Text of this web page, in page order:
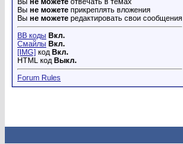
Вы не можете прикреплять вложения
Вы не можете редактировать свои сообщения
BB коды Вкл.
Смайлы Вкл.
[IMG] код Вкл.
HTML код Выкл.
Forum Rules